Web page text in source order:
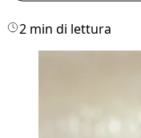
2 min di lettura